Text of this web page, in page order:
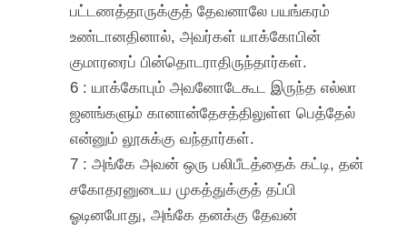
பட்டணத்தாருக்குத் தேவனாலே பயங்கரம்
உண்டானதினால், அவர்கள் யாக்கோபின்
குமாரரைப் பின்தொடராதிருந்தார்கள்.
6 : யாக்கோபும் அவனோடேகூட இருந்த எல்லா
ஜனங்களும் கானான்தேசத்திலுள்ள பெத்தேல்
என்னும் லூசுக்கு வந்தார்கள்.
7 : அங்கே அவன் ஒரு பலிபீடத்தைக் கட்டி, தன்
சகோதரனுடைய முகத்துக்குத் தப்பி
ஓடினபோது, அங்கே தனக்கு தேவன்